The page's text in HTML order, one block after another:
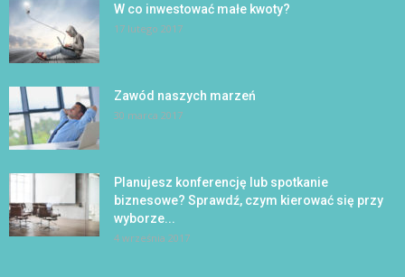
W co inwestować małe kwoty?
17 lutego 2017
Zawód naszych marzeń
30 marca 2017
Planujesz konferencję lub spotkanie
biznesowe? Sprawdź, czym kierować się przy
wyborze...
4 września 2017